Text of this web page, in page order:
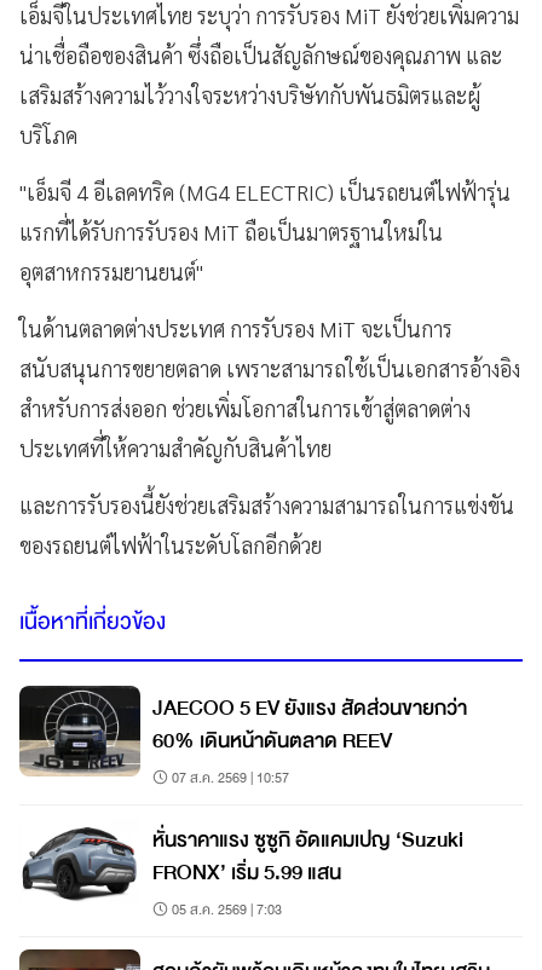
เอ็มจีในประเทศไทย ระบุว่า การรับรอง MiT ยังช่วยเพิ่มความ
น่าเชื่อถือของสินค้า ซึ่งถือเป็นสัญลักษณ์ของคุณภาพ และ
เสริมสร้างความไว้วางใจระหว่างบริษัทกับพันธมิตรและผู้
บริโภค
"เอ็มจี 4 อีเลคทริค (MG4 ELECTRIC) เป็นรถยนต์ไฟฟ้ารุ่น
แรกที่ได้รับการรับรอง MiT ถือเป็นมาตรฐานใหม่ใน
อุตสาหกรรมยานยนต์"
ในด้านตลาดต่างประเทศ การรับรอง MiT จะเป็นการ
สนับสนุนการขยายตลาด เพราะสามารถใช้เป็นเอกสารอ้างอิง
สำหรับการส่งออก ช่วยเพิ่มโอกาสในการเข้าสู่ตลาดต่าง
ประเทศที่ให้ความสำคัญกับสินค้าไทย
และการรับรองนี้ยังช่วยเสริมสร้างความสามารถในการแข่งขัน
ของรถยนต์ไฟฟ้าในระดับโลกอีกด้วย
เนื้อหาที่เกี่ยวข้อง
JAECOO 5 EV ยังแรง สัดส่วนขายกว่า
60% เดินหน้าดันตลาด REEV
07 ส.ค. 2569 | 10:57
หั่นราคาแรง ซูซูกิ อัดแคมเปญ ‘Suzuki
FRONX’ เริ่ม 5.99 แสน
05 ส.ค. 2569 | 7:03